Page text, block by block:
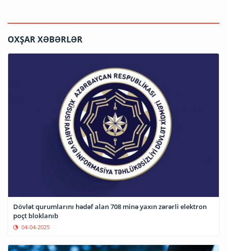
OXŞAR XƏBƏRLƏR
Dövlət qurumlarını hədəf alan 708 minə yaxın zərərli elektron
poçt bloklanıb
04-04-2025